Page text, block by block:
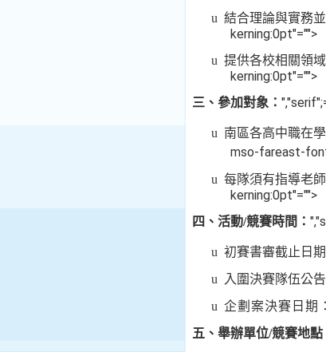
u 結合理論與實務
kerning:0pt"="">
u 提供各校相關領
kerning:0pt"="">
三、參加對象：
u 南區各高中職在
mso-fareast-
u 每隊須有指導老
kerning:0pt"="">
四、活動/競賽時間：
u 初賽書審截止日期
u 入圍決賽隊伍公告
u 企劃案決賽日期 ：
五、 舉辦單位/競賽地點